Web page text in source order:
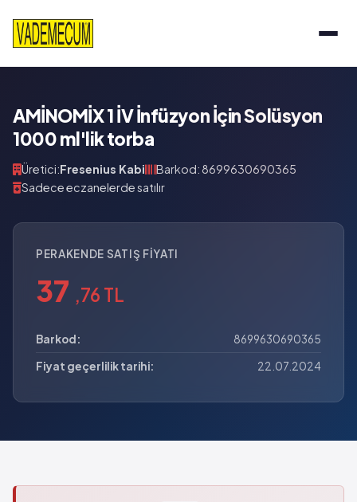
AMİNOMİX 1 İV İnfüzyon İçin Solüsyon
1000 ml'lik torba
Üretici:Fresenius Kabi
Barkod: 8699630690365
Sadece eczanelerde satılır
PERAKENDE SATIŞ FIYATI
37 ,76 TL
Barkod:
8699630690365
Fiyat geçerlilik tarihi:
22.07.2024